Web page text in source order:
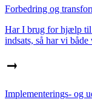
Forbedring og
Har I brug for hjælp til
indsats, så har vi
Implementerings- og